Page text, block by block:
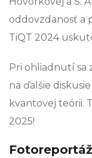
oddovzdanosť a
TiQT 2024
Pri ohliadnutí sa
na ďalšie
kvantovej teórii.
2025!